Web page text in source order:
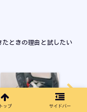
たときの理由と試したい
トップ サイドバー